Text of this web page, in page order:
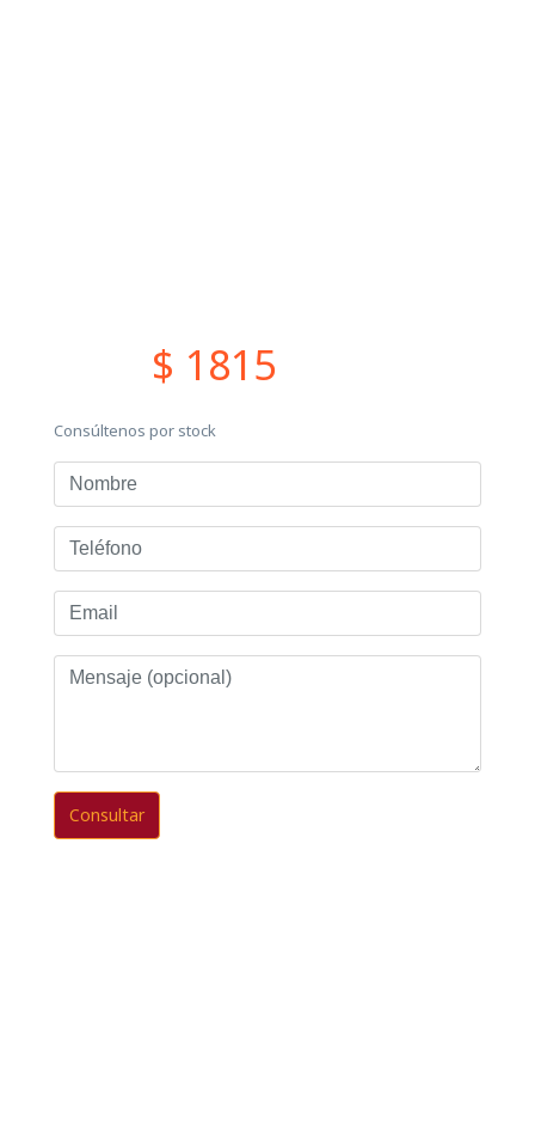
$ 1815
Consúltenos por stock
Nombre
Teléfono
Email
Mensaje
(opcional)
Consultar